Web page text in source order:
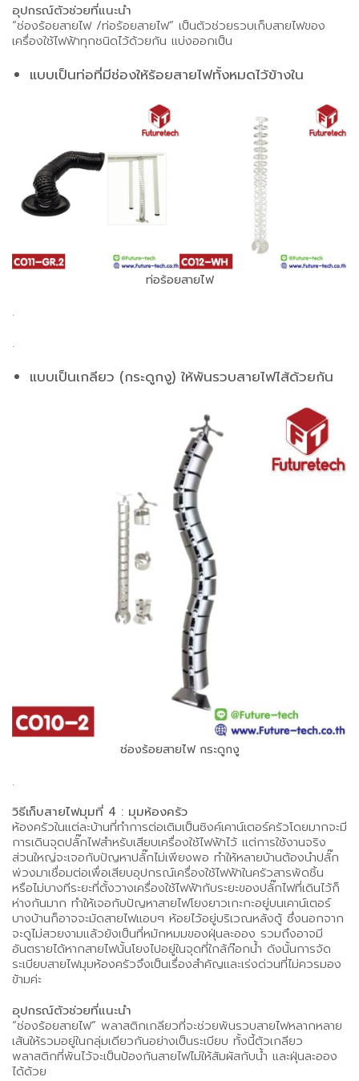
อุปกรณ์ตัวช่วยที่แนะนำ
“ช่องร้อยสายไฟ /ท่อร้อยสายไฟ” เป็นตัวช่วยรวบเก็บสายไฟของ
เครื่องใช้ไฟฟ้าทุกชนิดไว้ด้วยกัน แบ่งออกเป็น
แบบเป็นท่อที่มีช่องให้ร้อยสายไฟทั้งหมดไว้ข้างใน
ท่อร้อยสายไฟ
.
.
แบบเป็นเกลียว (กระดูกงู) ให้พันรวบสายไฟไส้ด้วยกัน
ช่องร้อยสายไฟ กระดูกงู
.
วิธีเก็บสายไฟมุมที่ 4 : มุมห้องครัว
ห้องครัวในแต่ละบ้านที่ทำการต่อเติมเป็นซิงค์เคาน์เตอร์ครัวโดยมากจะมี
การเดินจุดปลั๊กไฟสำหรับเสียบเครื่องใช้ไฟฟ้าไว้ แต่การใช้งานจริง
ส่วนใหญ่จะเจอกับปัญหาปลั๊กไม่เพียงพอ ทำให้หลายบ้านต้องนำปลั๊ก
พ่วงมาเชื่อมต่อเพื่อเสียบอุปกรณ์เครื่องใช้ไฟฟ้าในครัวสารพัดชิ้น
หรือไม่บางทีระยะที่ตั้งวางเครื่องใช้ไฟฟ้ากับระยะของปลั๊กไฟที่เดินไว้ก็
ห่างกันมาก ทำให้เจอกับปัญหาสายไฟโยงยาวเกะกะอยู่บนเคาน์เตอร์
บางบ้านก็อาจจะมัดสายไฟแอบๆ ห้อยไว้อยู่บริเวณหลังตู้ ซึ่งนอกจาก
จะดูไม่สวยงามแล้วยังเป็นที่หมักหมมของฝุ่นละออง รวมถึงอาจมี
อันตรายได้หากสายไฟนั้นโยงไปอยู่ในจุดที่ใกล้ก๊อกน้ำ ดังนั้นการจัด
ระเบียบสายไฟมุมห้องครัวจึงเป็นเรื่องสำคัญและเร่งด่วนที่ไม่ควรมอง
ข้ามค่ะ
อุปกรณ์ตัวช่วยที่แนะนำ
“ช่องร้อยสายไฟ” พลาสติกเกลียวที่จะช่วยพันรวบสายไฟหลากหลาย
เส้นให้รวมอยู่ในกลุ่มเดียวกันอย่างเป็นระเบียบ ทั้งนี้ตัวเกลียว
พลาสติกที่พันไว้จะเป็นป้องกันสายไฟไม่ให้สัมผัสกับน้ำ และฝุ่นละออง
ได้ด้วย